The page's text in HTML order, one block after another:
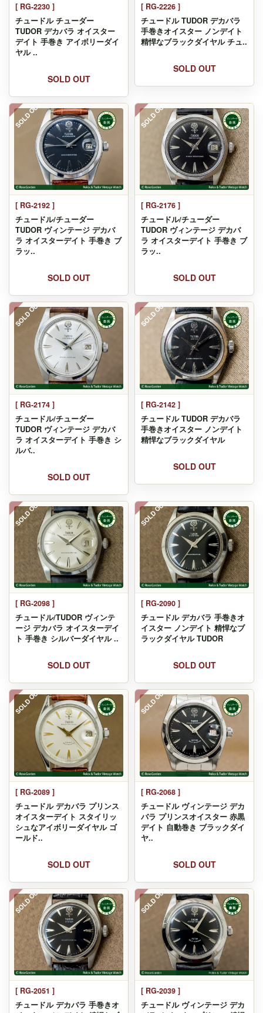
[ RG-2230 ]
チュードル チューダー
TUDOR デカバラ オイスター
デイト 手巻き アイボリーダイ
ヤル ..
SOLD OUT
[ RG-2226 ]
チュードル TUDOR デカバラ
手巻きオイスター ノンデイト
精悍なブラックダイヤル チュ..
SOLD OUT
SOLD OUT
[ RG-2192 ]
チュードル/チューダー
TUDOR ヴィンテージ デカバ
ラ オイスターデイト 手巻き ブ
ラッ..
SOLD OUT
SOLD OUT
[ RG-2176 ]
チュードル/チューダー
TUDOR ヴィンテージ デカバ
ラ オイスターデイト 手巻き ブ
ラッ..
SOLD OUT
SOLD OUT
[ RG-2174 ]
チュードル/チューダー
TUDOR ヴィンテージ デカバ
ラ オイスターデイト 手巻き シ
ルバ..
SOLD OUT
SOLD OUT
[ RG-2142 ]
チュードル TUDOR デカバラ
手巻きオイスター ノンデイト
精悍なブラックダイヤル
SOLD OUT
SOLD OUT
[ RG-2098 ]
チュードル/TUDOR ヴィンテ
ージ デカバラ オイスターデイ
ト 手巻き シルバーダイヤル ..
SOLD OUT
SOLD OUT
[ RG-2090 ]
チュードル デカバラ 手巻きオ
イスター ノンデイト 精悍なブ
ラックダイヤル TUDOR
SOLD OUT
SOLD OUT
[ RG-2089 ]
チュードル デカバラ プリンス
オイスターデイト スタイリッ
シュなアイボリーダイヤル ゴ
ールド..
SOLD OUT
SOLD OUT
[ RG-2068 ]
チュードル ヴィンテージ デカ
バラ プリンスオイスター 赤黒
デイト 自動巻き ブラックダイ
ヤ..
SOLD OUT
SOLD OUT
[ RG-2051 ]
チュードル デカバラ 手巻きオ
SOLD OUT
[ RG-2039 ]
チュードル ヴィンテージ デカ